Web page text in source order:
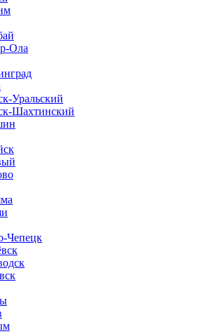
Ола
Уральский
Шахтинский
Чепецк